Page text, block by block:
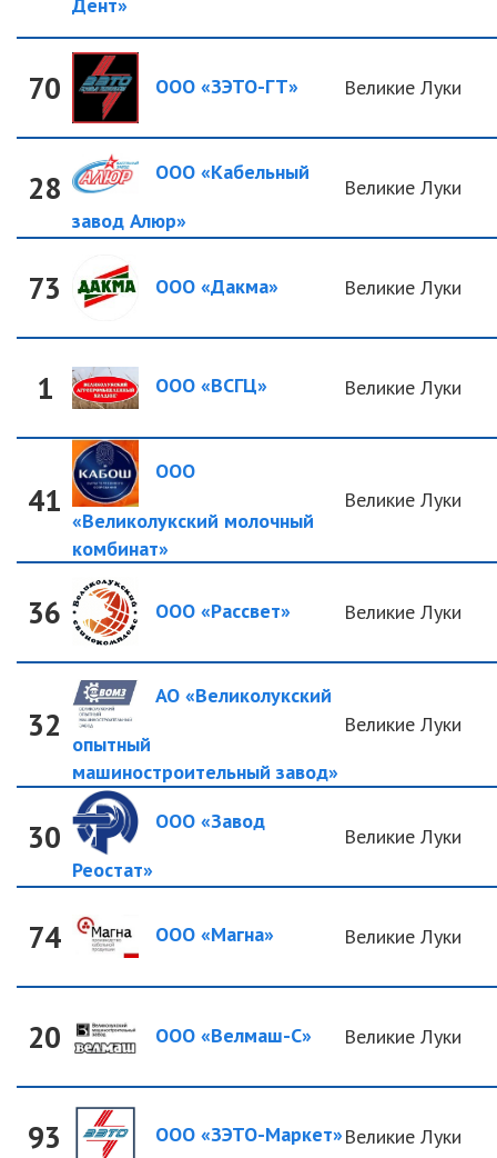
70 ООО «ЗЭТО-ГТ» Великие Луки
28
ООО «Кабельный
завод Алюр»
Великие Луки
73 ООО «Дакма» Великие Луки
1 ООО «ВСГЦ» Великие Луки
41
ООО
«Великолукский молочный
комбинат»
Великие Луки
36 ООО «Рассвет» Великие Луки
32
АО «Великолукский
опытный
машиностроительный завод»
Великие Луки
30
ООО «Завод
Реостат»
Великие Луки
74 ООО «Магна» Великие Луки
20 ООО «Велмаш-С» Великие Луки
93 ООО «ЗЭТО-Маркет»Великие Луки